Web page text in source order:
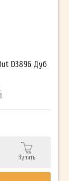
D3896 Дуб
Купить